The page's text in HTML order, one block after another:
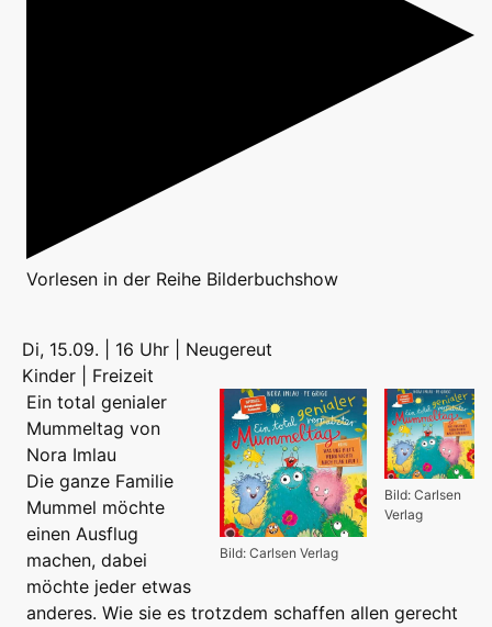
Vorlesen in der Reihe Bilderbuchshow
Di, 15.09. | 16 Uhr | Neugereut
Kinder | Freizeit
Bild: Carlsen
Verlag
Bild: Carlsen Verlag
Ein total genialer
Mummeltag von
Nora Imlau
Die ganze Familie
Mummel möchte
einen Ausflug
machen, dabei
möchte jeder etwas
anderes. Wie sie es trotzdem schaffen allen gerecht